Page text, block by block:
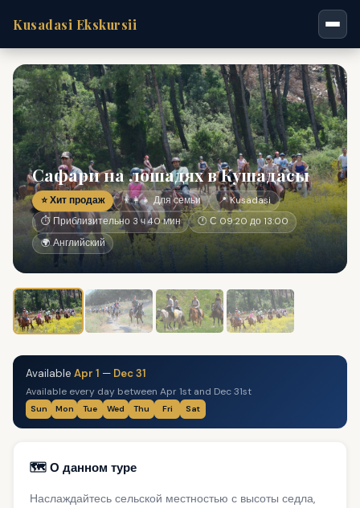
Kusadasi Ekskursii
Сафари на лошадях в Кушадасы
⭐ Хит продаж 👨‍👩‍👧 Для семьи
📍 Kusadasi
⏱ Приблизительно 3 ч 40 мин
🕐 С 09:20 до 13:00
🌍 Английский
Available Apr 1 — Dec 31
Available every day between Apr 1st and Dec 31st
Sun Mon Tue Wed Thu Fri Sat
🗺️ О данном туре
Наслаждайтесь сельской местностью с высоты седла,